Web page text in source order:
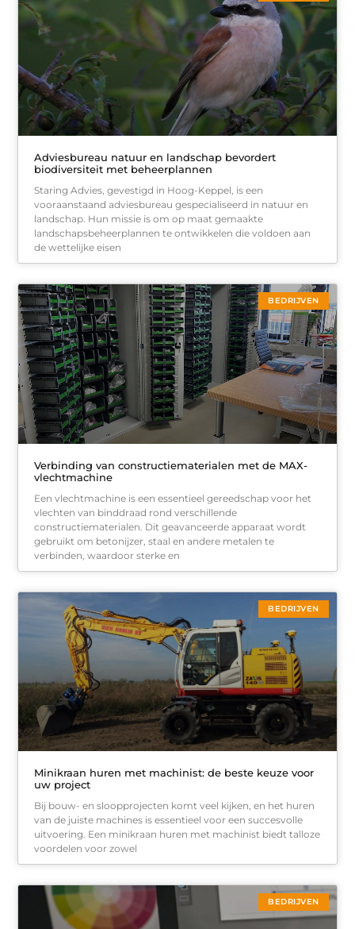
Adviesbureau natuur en landschap bevordert
biodiversiteit met beheerplannen
Staring Advies, gevestigd in Hoog-Keppel, is een
vooraanstaand adviesbureau gespecialiseerd in natuur en
landschap. Hun missie is om op maat gemaakte
landschapsbeheerplannen te ontwikkelen die voldoen aan
de wettelijke eisen
BEDRIJVEN
Verbinding van constructiematerialen met de MAX-
vlechtmachine
Een vlechtmachine is een essentieel gereedschap voor het
vlechten van binddraad rond verschillende
constructiematerialen. Dit geavanceerde apparaat wordt
gebruikt om betonijzer, staal en andere metalen te
verbinden, waardoor sterke en
BEDRIJVEN
Minikraan huren met machinist: de beste keuze voor
uw project
Bij bouw- en sloopprojecten komt veel kijken, en het huren
van de juiste machines is essentieel voor een succesvolle
uitvoering. Een minikraan huren met machinist biedt talloze
voordelen voor zowel
BEDRIJVEN